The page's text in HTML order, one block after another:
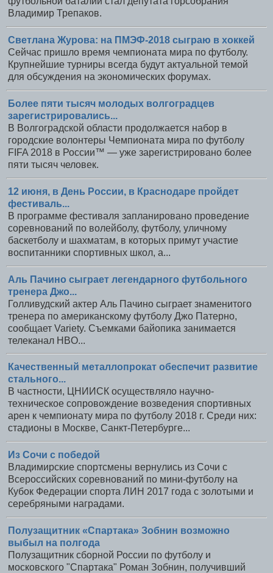
Владимир Трепаков.
Светлана Журова: на ПМЭФ-2018 сыграю в хоккей
Сейчас пришло время чемпионата мира по футболу.
Крупнейшие турниры всегда будут актуальной темой
для обсуждения на экономических форумах.
Более пяти тысяч молодых волгоградцев
зарегистрировались...
В Волгоградской области продолжается набор в
городские волонтеры Чемпионата мира по футболу
FIFA 2018 в России™ — уже зарегистрировано более
пяти тысяч человек.
12 июня, в День России, в Краснодаре пройдет
фестиваль...
В программе фестиваля запланировано проведение
соревнований по волейболу, футболу, уличному
баскетболу и шахматам, в которых примут участие
воспитанники спортивных школ, а...
Аль Пачино сыграет легендарного футбольного
тренера Джо...
Голливудский актер Аль Пачино сыграет знаменитого
тренера по американскому футболу Джо Патерно,
сообщает Variety. Съемками байопика занимается
телеканал HBO...
Качественный металлопрокат обеспечит развитие
стального...
В частности, ЦНИИСК осуществляло научно-
техническое сопровождение возведения спортивных
арен к чемпионату мира по футболу 2018 г. Среди них:
стадионы в Москве, Санкт-Петербурге...
Из Сочи с победой
Владимирские спортсмены вернулись из Сочи с
Всероссийских соревнований по мини-футболу на
Кубок Федерации спорта ЛИН 2017 года с золотыми и
серебряными наградами.
Полузащитник «Спартака» Зобнин возможно
выбыл на полгода
Полузащитник сборной России по футболу и
московского "Спартака" Роман Зобнин, получивший